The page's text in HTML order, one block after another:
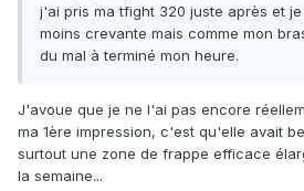
j'ai pris ma tfight 320 juste après et
moins crevante mais comme mon
du mal à terminé mon heure.
J'avoue que je ne l'ai pas encore
ma 1ère impression, c'est qu'elle avait
surtout une zone de frappe efficace
la semaine...